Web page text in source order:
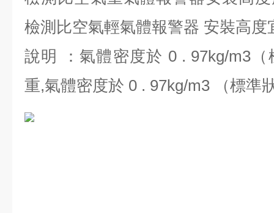
檢測比空氣輕氣體報警器 安裝高度
說明 ：氣體密度於 0 . 97kg/m3
重,氣體密度於 0 . 97kg/m3 （標準